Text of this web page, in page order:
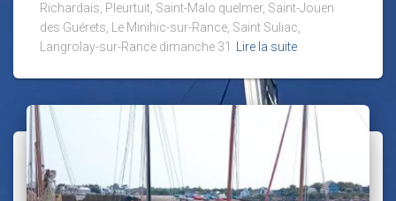
Richardais, Pleurtuit, Saint-Malo quelmer, Saint-Jouen
des Guérets, Le Minihic-sur-Rance, Saint Suliac,
Langrolay-sur-Rance dimanche 31
Lire la suite